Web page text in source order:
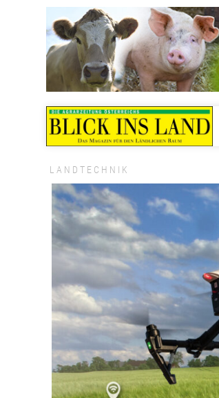
LANDTECHNIK